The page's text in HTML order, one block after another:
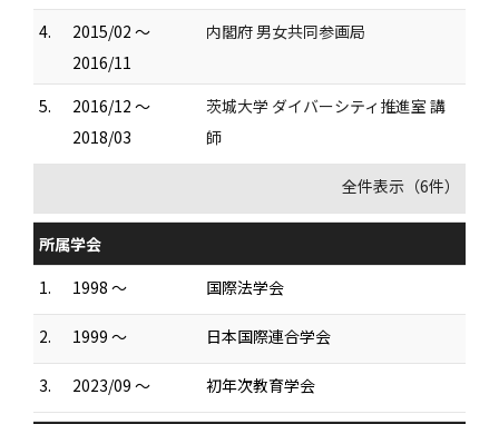
4.
2015/02 ～
2016/11
内閣府 男女共同参画局
5.
2016/12 ～
2018/03
茨城大学 ダイバーシティ推進室 講
師
全件表示（6件）
所属学会
1.
1998 ～ 国際法学会
2. 1999 ～ 日本国際連合学会
3. 2023/09 ～ 初年次教育学会